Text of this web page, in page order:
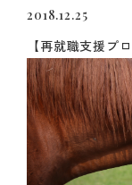
2018.12.25
【再就職支援プ